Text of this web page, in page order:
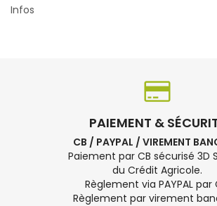
Infos
PAIEMENT &
CB / PAYPAL / VIREMENT
Paiement par CB sécurisé 3D
du Crédit Agricole.
Règlement via PAYPAL par
Règlement par virement